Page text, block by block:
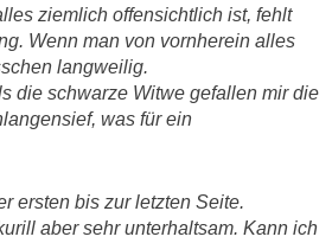
ziemlich offensichtlich ist, fehlt
Wenn man von vornherein alles
langweilig.
die schwarze Witwe gefallen mir die
was für ein
ersten bis zur letzten Seite.
aber sehr unterhaltsam. Kann ich